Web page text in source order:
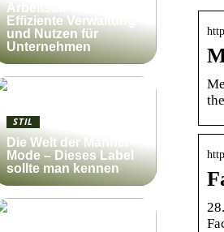
Arbeitsauftrag:
Effiziente Verwaltung
und Nutzen für
Unternehmen
STIL
Die Welt der Männer-
Mode – Dieses Label
sollte man kennen